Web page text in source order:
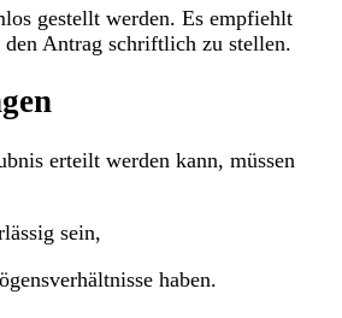
gestellt werden. Es empfiehlt
Antrag schriftlich zu stellen.
erteilt werden kann, müssen
sein,
haben.